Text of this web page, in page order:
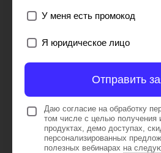
У меня есть промокод
Я юридическое лицо
Отправить
Даю согласие на обработку
том числе с целью получения
продуктах, демо доступах,
персонализированных
полезных вебинарах на